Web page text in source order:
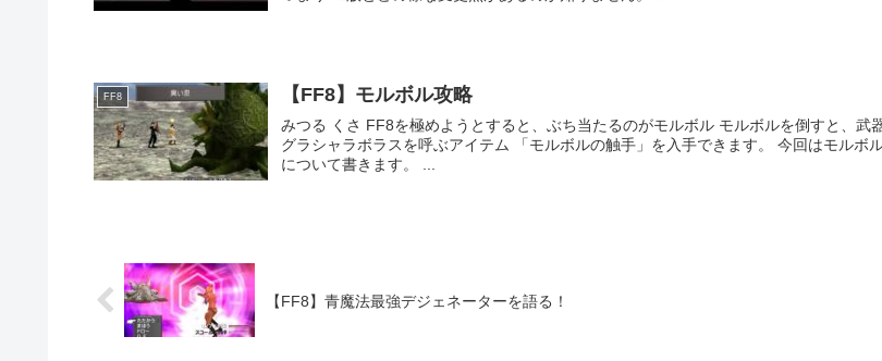
FF8 【FF8】モルボル攻略
みつる くさ FF8を極めようとすると、ぶち当たるのがモルボル モルボルを倒すと、武器素材や
グラシャラボラスを呼ぶアイテム 「モルボルの触手」を入手できます。 今回はモルボルの攻略
について書きます。 ...
【FF8】青魔法最強デジェネーターを語る！